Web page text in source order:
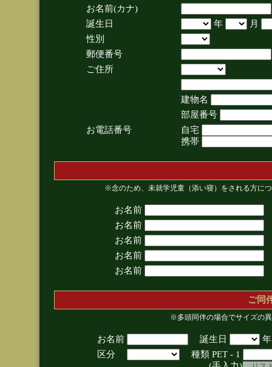
お名前(カナ)
誕生日
年
月
性別
郵便番号
ご住所
建物名
部屋番号
お電話番号
自宅
携帯
※念のため、未就学児童（添い寝）をされる方に
お名前
お名前
お名前
お名前
お名前
ご同
※多頭同伴の場合でサイズの
お名前 誕生日
区分
種類 PET - 1